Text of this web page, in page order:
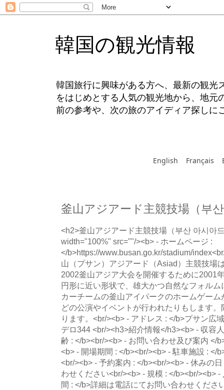
韓国の観光情報
韓国旅行に興味がある方へ、最新の観光
をはじめとする人気の観光地から、地
前の参考や、次の旅のアイディア探しに
English Français
釜山アジアード主競技場（부
<h2>釜山アジアード主競技場（부산 아시아
width="100%" src=""/><b> - ホームページ :
</b>https://www.busan.go.kr/stadium/
山（プサン）アジアード（Asiad）主競技場
2002釜山アジア大会を開催するために2001
円形に近い形状で、雄大かつ自然なフォル
カーチームの釜山アイパークのホームゲー
どの公演やイベントが行われたりもします
ります。<br/><b> - アドレス : </b>プサン広
デロ344 <br/><h3>紹介情報</h3><b> - 収容
齢 : </b><br/><b> - お問い合わせ及び案内 </
<b> - 開場期間 : </b><br/><b> - 駐車施設 : </
<br/><b> - 予約案内 : </b><br/><b> - 休みの
わせください<br/><b> - 規模 : </b><br/><b>
間 : </b>詳細は電話にてお問い合わせくださ